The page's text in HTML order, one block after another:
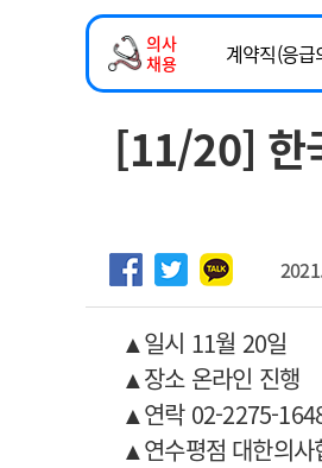
인포메이션 행
고객센터 회
의사
채용
계약직(응급
하반기 전공
2026년 하
마취통증
[11/20] 한
▲일시 11월 20일
▲장소 온라인 진행
▲연락 02-2275-
▲연수평점 대한의사